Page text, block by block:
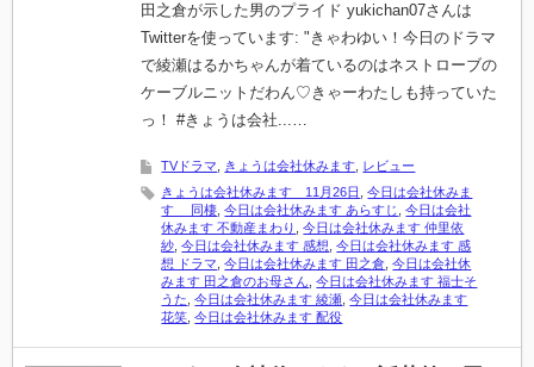
田之倉が示した男のプライド yukichan07さんは
Twitterを使っています: "きゃわゆい！今日のドラマ
で綾瀬はるかちゃんが着ているのはネストローブの
ケーブルニットだわん♡きゃーわたしも持っていた
っ！ #きょうは会社...…
TVドラマ きょうは会社休みます レビュー
きょうは会社休みます 11月26日
,今日は会社休みま
す 同棲 ,今日は会社休みます あらすじ ,今日は会社
休みます 不動産まわり
,今日は会社休みます 仲里依
紗 ,今日は会社休みます 感想 ,今日は会社休みます 感
想 ドラマ ,今日は会社休みます 田之倉 ,今日は会社休
みます 田之倉のお母さん ,今日は会社休みます 福士そ
うた ,今日は会社休みます 綾瀬 ,今日は会社休みます
花笑 ,今日は会社休みます 配役